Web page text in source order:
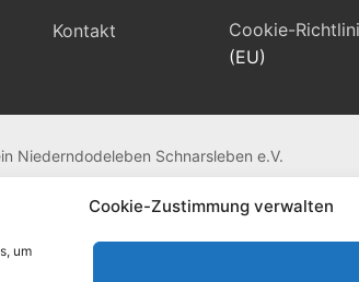
Cookie-Zustimmung verwalten
um
Kontakt
Cookie-
(EU)
Niederndodeleben Schnarsleben e.V.